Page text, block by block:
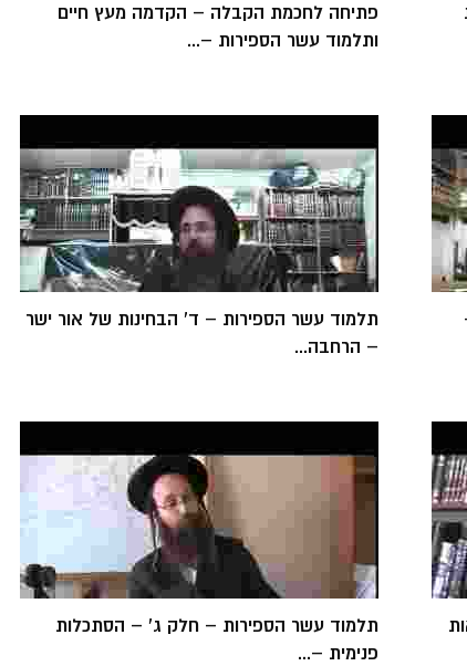
פתיחה לחכמת הקבלה – הקדמה מעץ חיים
ותלמוד עשר הספירות –...
תלמוד עשר הספירות – ד' הבחינות של אור ישר
– הרחבה...
תלמוד עשר הספירות – חלק ג' – הסתכלות
פנימית –...